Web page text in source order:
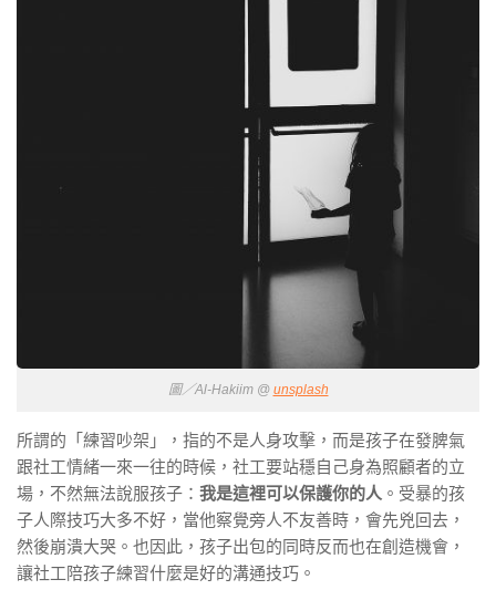
圖／Al-Hakiim @ unsplash
所謂的「練習吵架」，指的不是人身攻擊，而是孩子在發脾氣
跟社工情緒一來一往的時候，社工要站穩自己身為照顧者的立
場，不然無法說服孩子： 我是這裡可以保護你的人 。受暴的孩
子人際技巧大多不好，當他察覺旁人不友善時，會先兇回去，
然後崩潰大哭。也因此，孩子出包的同時反而也在創造機會，
讓社工陪孩子練習什麼是好的溝通技巧。